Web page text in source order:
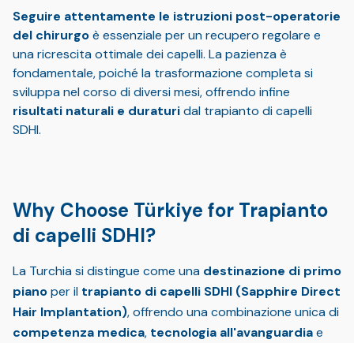
Seguire attentamente le istruzioni post-operatorie
del chirurgoè essenziale per un recupero regolare e
una ricrescita ottimale dei capelli. La pazienza è
fondamentale, poiché la trasformazione completa si
sviluppa nel corso di diversi mesi, offrendo infine
risultati naturali e duraturidal trapianto di capelli
SDHI.
Why Choose Türkiye for Trapianto
di capelli SDHI?
La Turchia si distingue come una destinazione di primo
pianoper il trapianto di capelli SDHI (Sapphire Direct
Hair Implantation), offrendo una combinazione unica di
competenza medica, tecnologia all'avanguardiae